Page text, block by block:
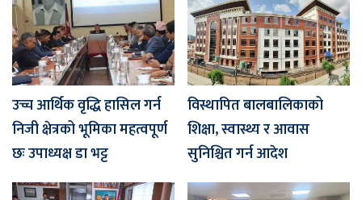
उच्च आर्थिक वृद्धि हासिल गर्न
निजी क्षेत्रको भूमिका महत्वपूर्ण
छः उपाध्यक्ष डा भट्ट
विस्थापित बालबालिकाको
शिक्षा, स्वास्थ्य र आवास
सुनिश्चित गर्न आदेश